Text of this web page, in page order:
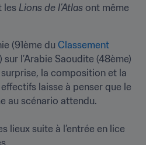
les Lions de l’Atlas ont même
(91ème du Classement
) sur l’Arabie Saoudite (48ème)
la composition et la
laisse à penser que le
au scénario attendu.
lieux suite à l’entrée en lice